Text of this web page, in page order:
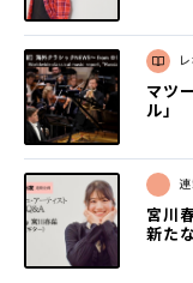
マツ
ル」
宮川
新た